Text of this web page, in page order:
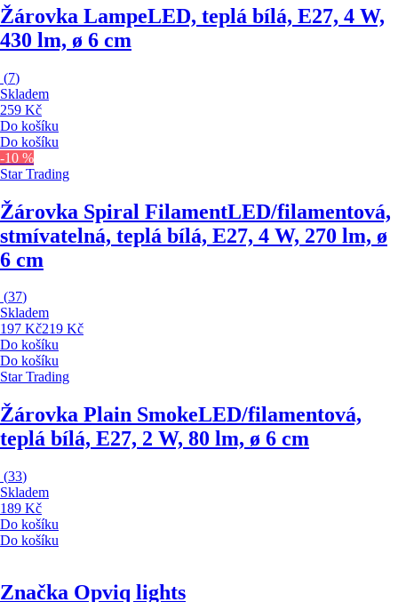
Žárovka LampeLED, teplá bílá, E27, 4 W,
430 lm, ø 6 cm
(7)
Skladem
259 Kč
Do košíku
Do košíku
-10 %
Star Trading
Žárovka Spiral FilamentLED/filamentová,
stmívatelná, teplá bílá, E27, 4 W, 270 lm, ø
6 cm
(37)
Skladem
197 Kč219 Kč
Do košíku
Do košíku
Star Trading
Žárovka Plain SmokeLED/filamentová,
teplá bílá, E27, 2 W, 80 lm, ø 6 cm
(33)
Skladem
189 Kč
Do košíku
Do košíku
Značka Opviq lights